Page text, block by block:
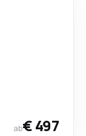
ab€ 497